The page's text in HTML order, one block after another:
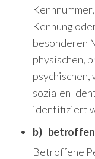
Kennung
besonderen
physischen,
sozialen
identifiziert
b)
Betroffene